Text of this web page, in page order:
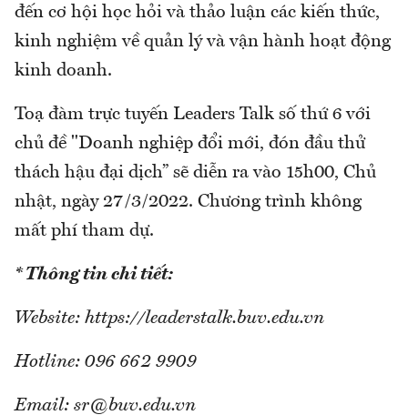
đến cơ hội học hỏi và thảo luận các kiến thức,
kinh nghiệm về quản lý và vận hành hoạt động
kinh doanh.
Toạ đàm trực tuyến Leaders Talk số thứ 6 với
chủ đề "Doanh nghiệp đổi mới, đón đầu thử
thách hậu đại dịch” sẽ diễn ra vào 15h00, Chủ
nhật, ngày 27/3/2022. Chương trình không
mất phí tham dự.
* Thông tin chi tiết:
Website: https://leaderstalk.buv.edu.vn
Hotline: 096 662 9909
Email: sr@buv.edu.vn